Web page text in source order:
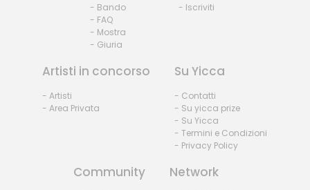
- Bando
- FAQ
- Mostra
- Giuria
- Iscriviti
Artisti in concorso
- Artisti
- Area Privata
Su Yicca
- Contatti
- Su yicca prize
- Su Yicca
- Termini e Condizioni
- Privacy Policy
Community Network